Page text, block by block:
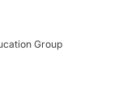
Group